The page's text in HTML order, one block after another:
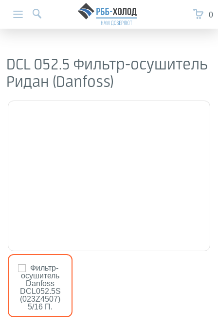
0
DCL 052.5 Фильтр-осушитель
Ридан (Danfoss)